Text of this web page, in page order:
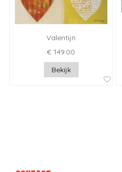
Valentijn
€ 149.00
Bekijk